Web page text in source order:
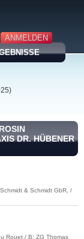
ANMELDEN
DR. HÜBENER
& Schmidt GbR, /
Rouet / B: ZG Thomas